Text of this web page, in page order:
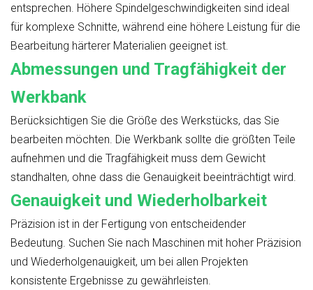
entsprechen. Höhere Spindelgeschwindigkeiten sind ideal
für komplexe Schnitte, während eine höhere Leistung für die
Bearbeitung härterer Materialien geeignet ist.
Abmessungen und Tragfähigkeit der
Werkbank
Berücksichtigen Sie die Größe des Werkstücks, das Sie
bearbeiten möchten. Die Werkbank sollte die größten Teile
aufnehmen und die Tragfähigkeit muss dem Gewicht
standhalten, ohne dass die Genauigkeit beeinträchtigt wird.
Genauigkeit und Wiederholbarkeit
Präzision ist in der Fertigung von entscheidender
Bedeutung. Suchen Sie nach Maschinen mit hoher Präzision
und Wiederholgenauigkeit, um bei allen Projekten
konsistente Ergebnisse zu gewährleisten.